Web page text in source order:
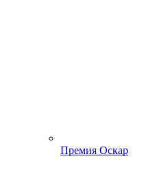
Премия Оскар